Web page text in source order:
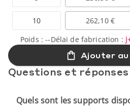
10 262,10 €
Poids :--Délai de fabrication :
Ajouter
Questions et réponses
Quels sont les supports